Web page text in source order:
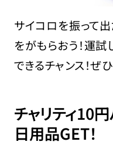
サイコロを振って
をがもらおう！運試
できるチャンス！ぜ
チャリティ10
日用品GET！